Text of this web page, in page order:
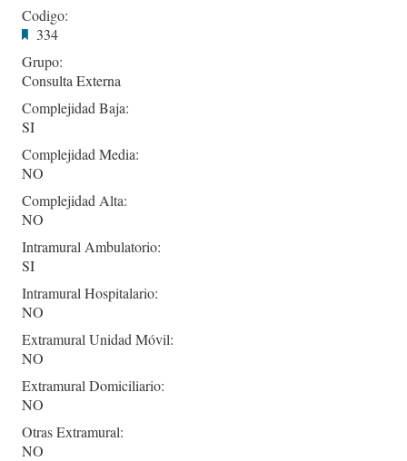
Codigo:
334
Grupo:
Consulta Externa
Complejidad Baja:
SI
Complejidad Media:
NO
Complejidad Alta:
NO
Intramural Ambulatorio:
SI
Intramural Hospitalario:
NO
Extramural Unidad Móvil:
NO
Extramural Domiciliario:
NO
Otras Extramural:
NO